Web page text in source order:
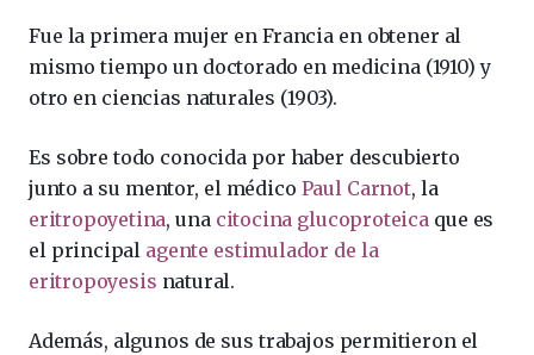
Fue la primera mujer en Francia en obtener al
mismo tiempo un doctorado en medicina (1910) y
otro en ciencias naturales (1903).
Es sobre todo conocida por haber descubierto
junto a su mentor, el médico Paul Carnot, la
eritropoyetina, una citocina glucoproteicaque es
el principal agente estimulador de la
eritropoyesis natural.
Además, algunos de sus trabajos permitieron el